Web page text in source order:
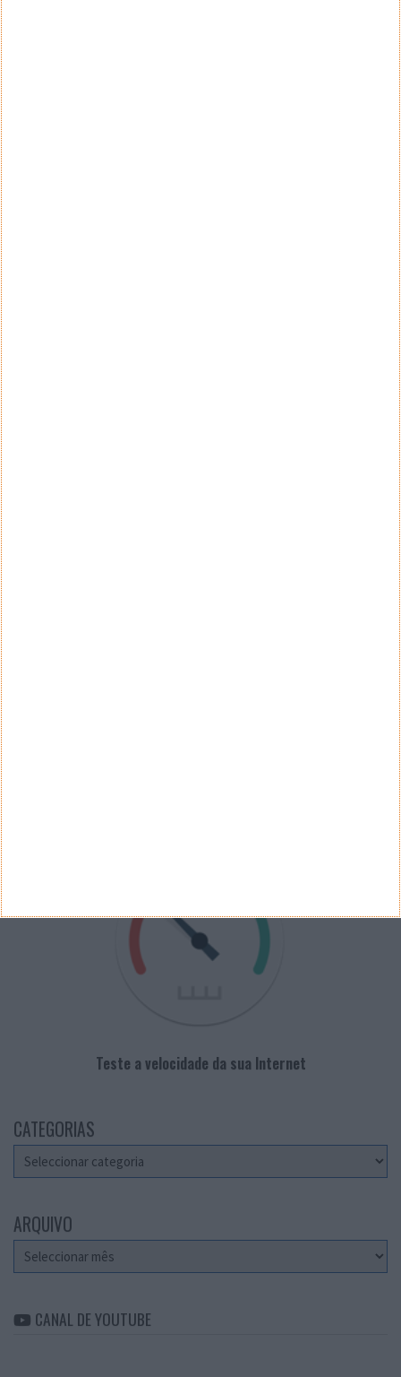
Teste a velocidade da sua Internet
CATEGORIAS
Categorias
ARQUIVO
Arquivo
CANAL DE YOUTUBE